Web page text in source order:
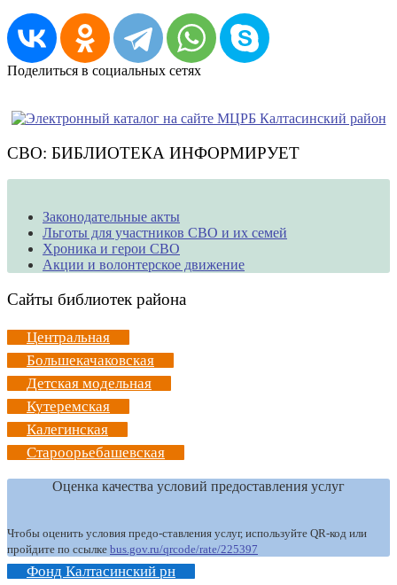
Поделиться в социальных сетях
СВО: БИБЛИОТЕКА ИНФОРМИРУЕТ
Законодательные акты
Льготы для участников СВО и их семей
Хроника и герои СВО
Акции и волонтерское движение
Сайты библиотек района
Центральная
Большекачаковская
Детская модельная
Кутеремская
Калегинская
Староорьебашевская
Оценка качества условий предоставления услуг
Чтобы оценить условия предо-ставления услуг, используйте QR-код или
пройдите по ссылке bus.gov.ru/qrcode/rate/225397
Фонд Калтасинский рн